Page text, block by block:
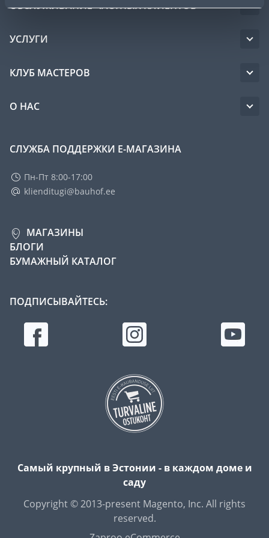
ОБСЛУЖИВАНИЕ ЧАСТНЫХ КЛИЕНТОВ
УСЛУГИ
КЛУБ МАСТЕРОВ
О НАС
СЛУЖБА ПОДДЕРЖКИ Е-МАГАЗИНА
Пн-Пт 8:00-17:00
klienditugi@bauhof.ee
МАГАЗИНЫ
БЛОГИ
БУМАЖНЫЙ КАТАЛОГ
ПОДПИСЫВАЙТЕСЬ:
Самый крупный в Эстонии - в каждом доме и
саду
Copyright © 2013-present Magento, Inc. All rights
reserved.